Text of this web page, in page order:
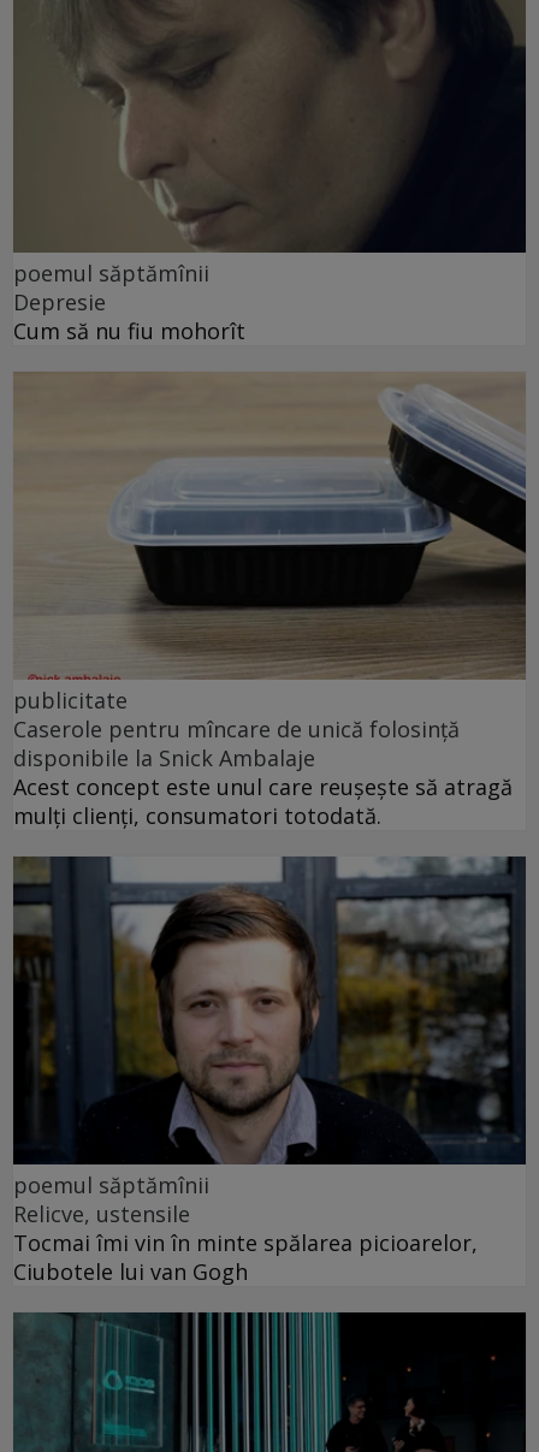
poemul săptămînii
Depresie
Cum să nu fiu mohorît
publicitate
Caserole pentru mîncare de unică folosință
disponibile la Snick Ambalaje
Acest concept este unul care reușește să atragă
mulți clienți, consumatori totodată.
poemul săptămînii
Relicve, ustensile
Tocmai îmi vin în minte spălarea picioarelor,
Ciubotele lui van Gogh